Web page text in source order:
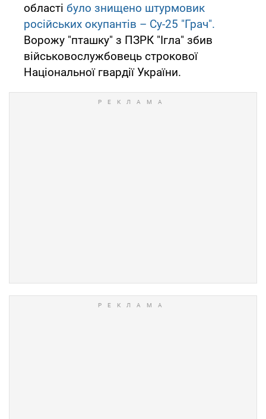
області було знищено штурмовик
російських окупантів – Су-25 "Грач".
Ворожу "пташку" з ПЗРК "Ігла" збив
військовослужбовець строкової
Національної гвардії України.